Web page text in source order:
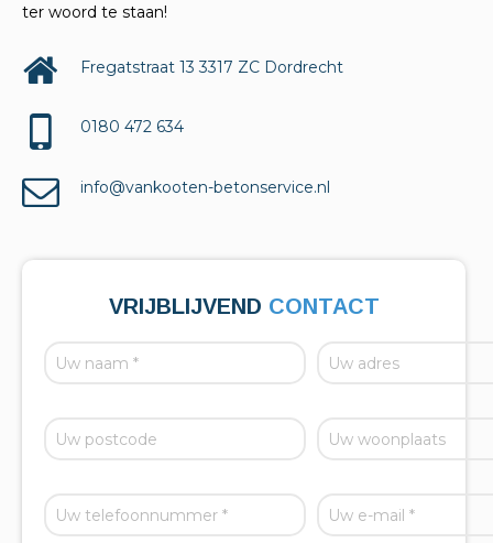
ter woord te staan!
Fregatstraat 13 3317 ZC Dordrecht
0180 472 634
info@vankooten-betonservice.nl
VRIJBLIJVEND CONTACT